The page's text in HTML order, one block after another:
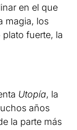
en el que
magia, los
fuerte, la
Utopía, la
años
la parte más